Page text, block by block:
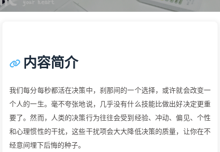
内容简介
我们每分每秒都活在决策中，刹那间的一个选择，或许就会改变一
个人的一生。毫不夸张地说，几乎没有什么技能比做出好决定更重
要了。然而，人类的决策行为往往会受到经验、冲动、偏见、个性
和心理惯性的干扰，这些干扰项会大大降低决策的质量，让你在不
经意间埋下后悔的种子。